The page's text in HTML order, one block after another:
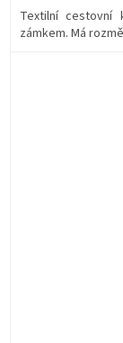
Textilní cestovní
zámkem. Má